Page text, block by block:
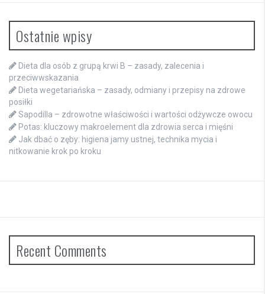
Ostatnie wpisy
Dieta dla osób z grupą krwi B – zasady, zalecenia i
przeciwwskazania
Dieta wegetariańska – zasady, odmiany i przepisy na zdrowe
posiłki
Sapodilla – zdrowotne właściwości i wartości odżywcze owocu
Potas: kluczowy makroelement dla zdrowia serca i mięśni
Jak dbać o zęby: higiena jamy ustnej, technika mycia i
nitkowanie krok po kroku
Recent Comments